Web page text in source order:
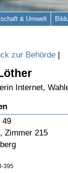
zur Behörde |
Internet,
49
Zimmer 215
395
& Umwelt